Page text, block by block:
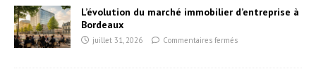
L’évolution du marché immobilier d’entreprise à
Bordeaux
juillet 31, 2026 Commentaires fermés